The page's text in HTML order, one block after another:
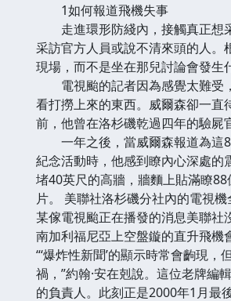
1如何報道飛機失事
走進環形防綫內，接觸真正想
采訪官方人員或說不清來頭的人。
現場，而不是坐在那兒討論會發生
電視颱的記者因為感覺太難受
看打撈上來的東西。威爾森卻一直
前，他曾在洛杉磯乾過四年的驗屍
一年之後，當威爾森報道為這
紀念活動時，他感到瞭內心深處的
堵40英尺的高牆，牆麵上貼滿瞭
片。 美聯社洛杉磯分社內的電視
某傢電視颱正在播發的消息美聯社
南加利福尼亞上空盤鏇的直升飛機
“‘爆炸性新聞’的顯示時常會齣現，
禍，”約翰·安在剋說。這位老牌編
的負責人。此刻正是2000年1月最